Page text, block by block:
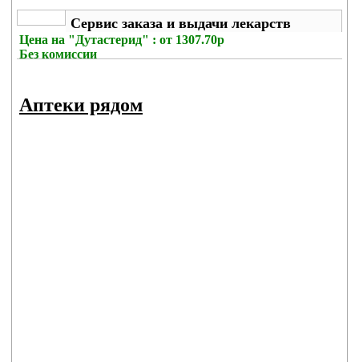
Сервис заказа и выдачи лекарств
Цена на "Дутастерид" : от 1307.70р
Без комиссии
Аптеки рядом